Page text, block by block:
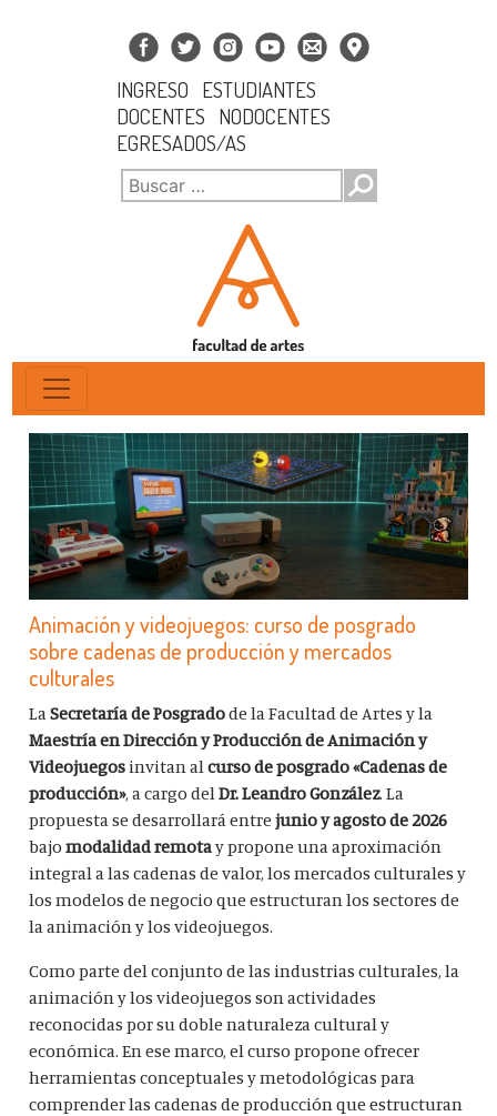
INGRESO
ESTUDIANTES
DOCENTES
NODOCENTES
EGRESADOS/AS
Animación y videojuegos: curso de posgrado
sobre cadenas de producción y mercados
culturales
LaSecretaría de Posgradode la Facultad de Artes y la
Maestría en Dirección y Producción de Animación y
Videojuegosinvitan alcurso de posgrado «Cadenas de
producción», a cargo delDr. Leandro González. La
propuesta se desarrollará entrejunio y agosto de 2026
bajomodalidad remotay propone una aproximación
integral a las cadenas de valor, los mercados culturales y
los modelos de negocio que estructuran los sectores de
la animación y los videojuegos.
Como parte del conjunto de las industrias culturales, la
animación y los videojuegos son actividades
reconocidas por su doble naturaleza cultural y
económica. En ese marco, el curso propone ofrecer
herramientas conceptuales y metodológicas para
comprender las cadenas de producción que estructuran